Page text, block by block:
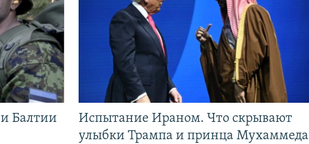
Балтии
Испытание Ираном. Что скрывают
улыбки Трампа и принца Мухаммеда